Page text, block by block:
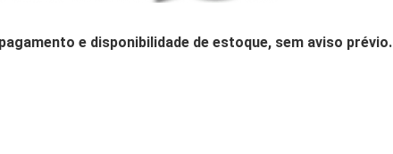
e disponibilidade de estoque, sem aviso prévio.